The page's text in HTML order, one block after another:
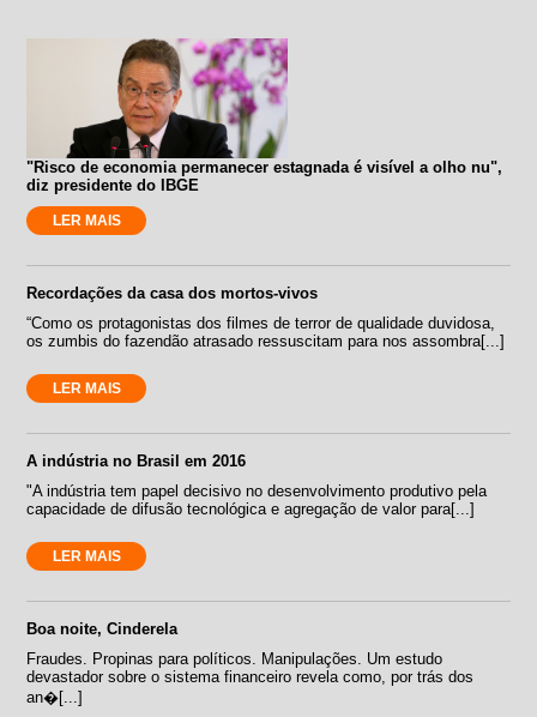
"Risco de economia permanecer estagnada é visível a olho nu",
diz presidente do IBGE
LER MAIS
Recordações da casa dos mortos-vivos
“Como os protagonistas dos filmes de terror de qualidade duvidosa,
os zumbis do fazendão atrasado ressuscitam para nos assombra[...]
LER MAIS
A indústria no Brasil em 2016
"A indústria tem papel decisivo no desenvolvimento produtivo pela
capacidade de difusão tecnológica e agregação de valor para[...]
LER MAIS
Boa noite, Cinderela
Fraudes. Propinas para políticos. Manipulações. Um estudo
devastador sobre o sistema financeiro revela como, por trás dos
an�[...]